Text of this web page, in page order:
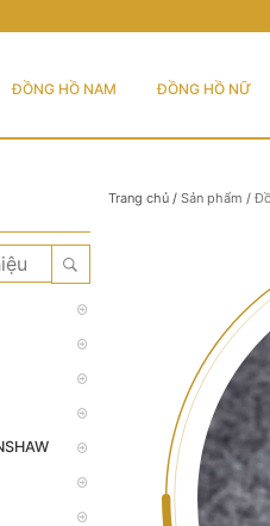
ĐỒNG HỒ NAM ĐỒNG HỒ NỮ
Trang chủ/ Sản phẩm /